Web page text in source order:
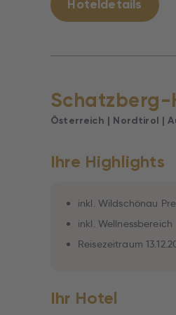
Hoteldetails
Schatzberg-
Österreich | Nordtirol |
Ihre Highlights
inkl. Wildschönau
inkl. Wellnessbereich
Reisezeitraum
Ihr Hotel